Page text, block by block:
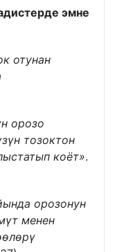
эмне
отунан
орозо
тозоктон
коёт».
орозонун
менен